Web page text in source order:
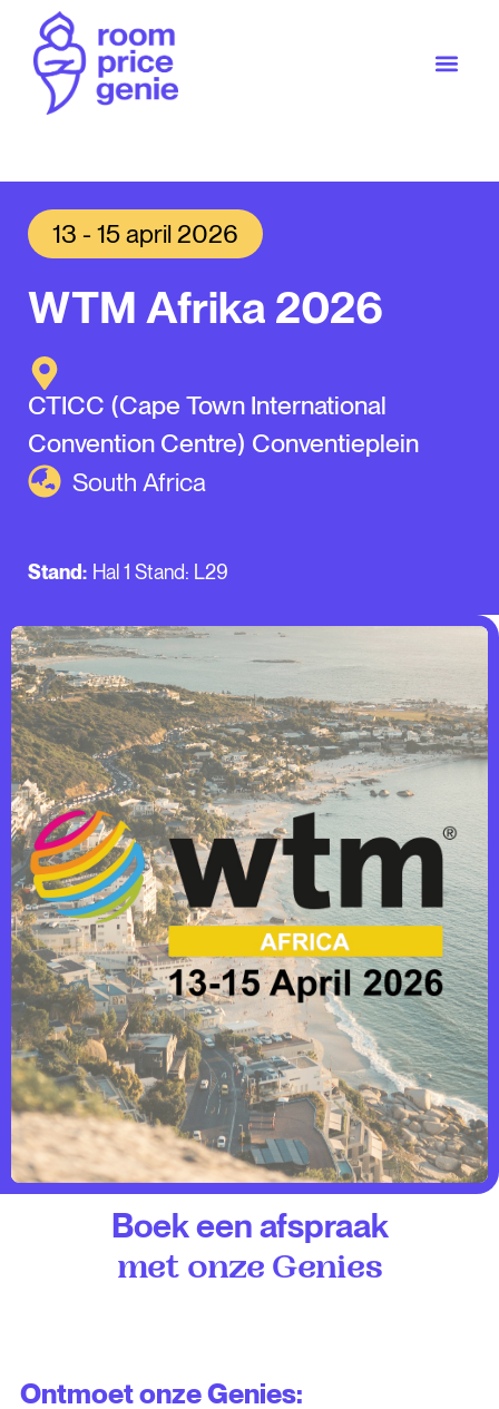
13 - 15 april 2026
WTM Afrika 2026
CTICC (Cape Town International
Convention Centre) Conventieplein
South Africa
Stand: Hal 1 Stand: L29
Boek een afspraak
met onze Genies
Ontmoet onze Genies: